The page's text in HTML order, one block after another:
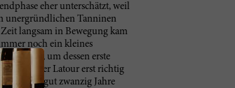
eher unterschätzt, weil
unergründlichen Tanninen
langsam in Bewegung kam
noch ein kleines
um dessen erste
wird dieser Latour erst richtig
also gut zwanzig Jahre